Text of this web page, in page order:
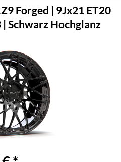
Forged | 9Jx21 ET20
| Schwarz Hochglanz